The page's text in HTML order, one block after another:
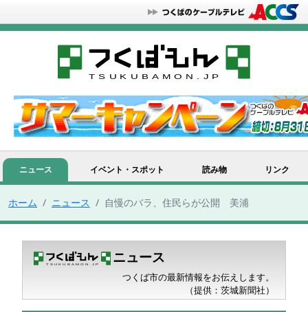
ニュース イベント・スポット 読み物 リンク
ホーム ニュース 自慢のバラ、住民らが公開 美浦
ニュース
つくば市の最新情報をお伝えします。
（提供：茨城新聞社）